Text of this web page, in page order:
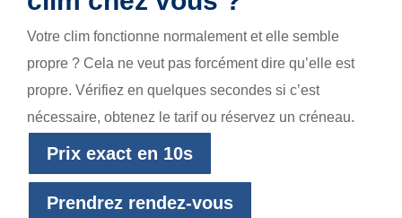
Votre clim fonctionne normalement et elle semble
propre ? Cela ne veut pas forcément dire qu’elle est
propre. Vérifiez en quelques secondes si c’est
nécessaire, obtenez le tarif ou réservez un créneau.
Prix exact en 10s
Prendrez rendez-vous